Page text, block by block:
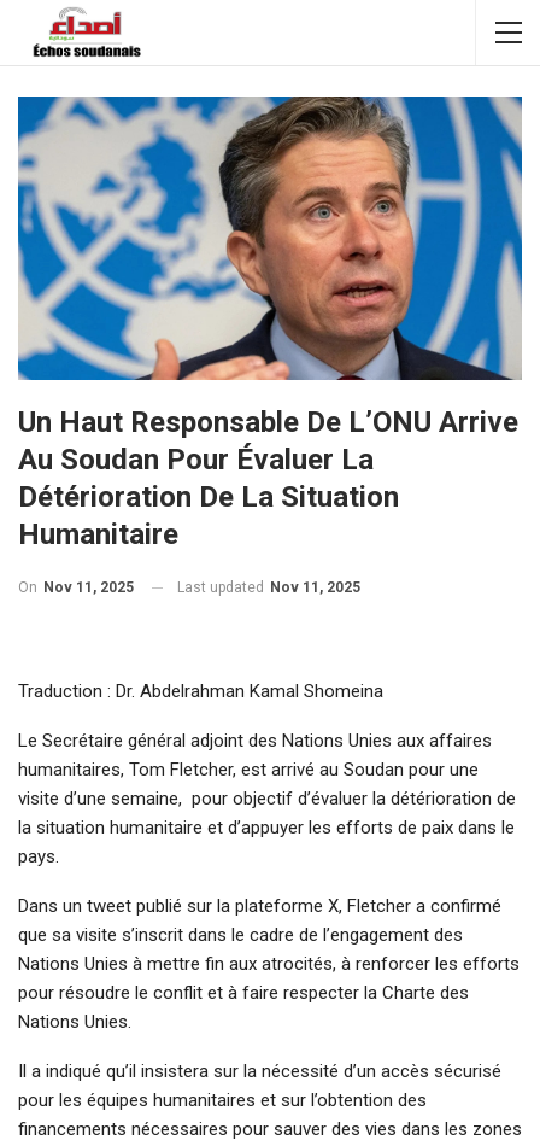
Un Haut Responsable De L’ONU Arrive
Au Soudan Pour Évaluer La
Détérioration De La Situation
Humanitaire
On Nov 11, 2025 Last updated Nov 11, 2025
Traduction : Dr. Abdelrahman Kamal Shomeina
Le Secrétaire général adjoint des Nations Unies aux affaires
humanitaires, Tom Fletcher, est arrivé au Soudan pour une
visite d’une semaine, pour objectif d’évaluer la détérioration de
la situation humanitaire et d’appuyer les efforts de paix dans le
pays.
Dans un tweet publié sur la plateforme X, Fletcher a confirmé
que sa visite s’inscrit dans le cadre de l’engagement des
Nations Unies à mettre fin aux atrocités, à renforcer les efforts
pour résoudre le conflit et à faire respecter la Charte des
Nations Unies.
Il a indiqué qu’il insistera sur la nécessité d’un accès sécurisé
pour les équipes humanitaires et sur l’obtention des
financements nécessaires pour sauver des vies dans les zones